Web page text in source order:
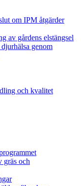
om IPM åtgärder
av gårdens elstängsel
genom
och kvalitet
gräs och